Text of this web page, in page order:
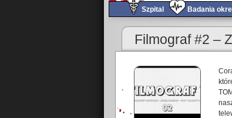
Szpital Badania
Filmograf #2 –